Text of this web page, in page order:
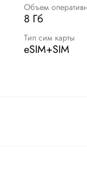
Объем
8 Гб
Тип сим карты
eSIM+SIM